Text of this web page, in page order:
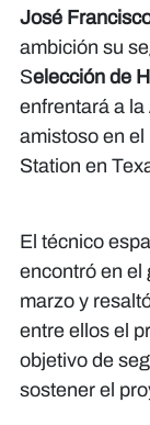
José
ambición su
Selección de
enfrentará a la
amistoso en el
Station en
El técnico
encontró en el
marzo y
entre ellos el
objetivo de
sostener el